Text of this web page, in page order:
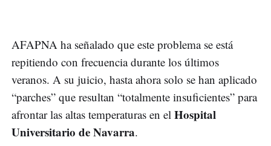
AFAPNA ha señalado que este problema se está
repitiendo con frecuencia durante los últimos
veranos. A su juicio, hasta ahora solo se han aplicado
“parches” que resultan “totalmente insuficientes” para
afrontar las altas temperaturas en el Hospital
Universitario de Navarra.